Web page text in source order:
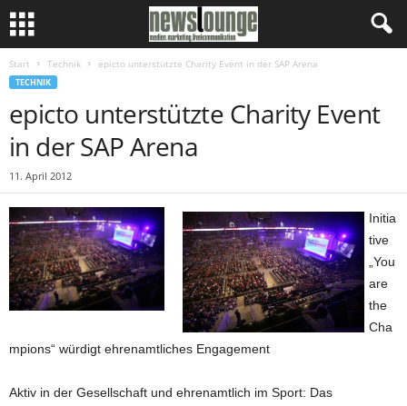
Start Technik epicto unterstützte Charity Event in der SAP Arena
TECHNIK
epicto unterstützte Charity Event
in der SAP Arena
11. April 2012
Initia
tive
„You
are
the
Cha
mpions“ würdigt ehrenamtliches Engagement
Aktiv in der Gesellschaft und ehrenamtlich im Sport: Das